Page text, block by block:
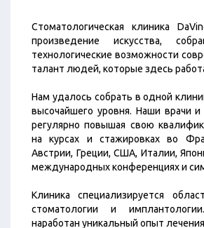
Стоматологическая клиника
произведение искусства,
технологические возможности
талант людей, которые здесь
Нам удалось собрать в одной
высочайшего уровня. Наши врачи и
регулярно повышая свою
на курсах и стажировках во
Австрии, Греции, США, Италии,
международных конференциях и
Клиника специализируется
стоматологии и
наработан уникальный опыт